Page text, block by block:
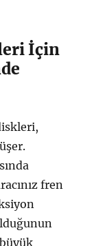
İçin
fren